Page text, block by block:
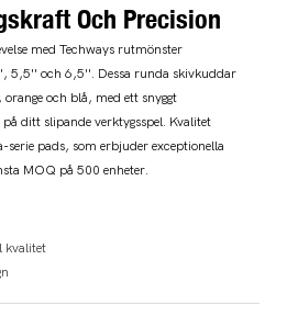
Och Precision
med Techways rutmönster
5,5'' och 6,5''. Dessa runda skivkuddar
och blå, med ett snyggt
ditt slipande verktygsspel. Kvalitet
pads, som erbjuder exceptionella
MOQ på 500 enheter.
kvalitet